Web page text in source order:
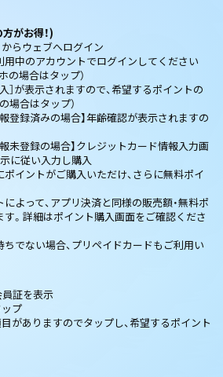
がお得！)
からウェブへログイン
中のアカウントでログインしてください
の場合はタップ）
］が表示されますので、希望するポイントの
場合はタップ）
登録済みの場合】年齢確認が表示されますの
未登録の場合】クレジットカード情報入力画
に従い入力し購入
イントがご購入いただけ、さらに無料ポイ
よって、アプリ決済と同様の販売額・無料ポ
。詳細はポイント購入画面をご確認くださ
でない場合、プリペイドカードもご利用い
証を表示
ップ
目がありますのでタップし、希望するポイント